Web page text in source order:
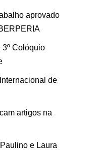
aprovado
3º Colóquio
de
artigos na
e Laura